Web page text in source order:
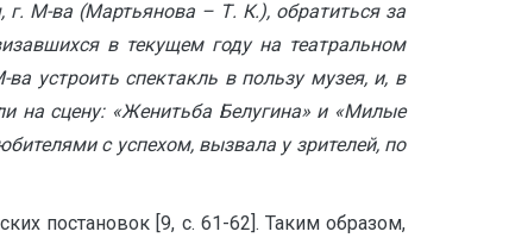
г. М-ва (Мартьянова – Т. К.), обратиться за
в текущем году на театральном
устроить спектакль в пользу музея, и, в
на сцену: «Женитьба Белугина» и «Милые
с успехом, вызвала у зрителей, по
постановок [9, c. 61-62]. Таким образом,